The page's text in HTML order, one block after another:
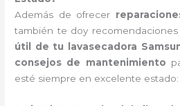
Además de ofrecer
también te doy recomendaciones
útil de tu lavasecadora
consejos de mantenimiento
esté siempre en excelente estado: